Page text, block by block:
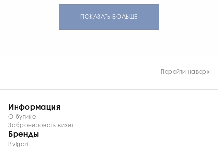
ПОКАЗАТЬ БОЛЬШЕ
Перейти наверх
Информация
О бутике
Забронировать визит
Бренды
Bvlgari